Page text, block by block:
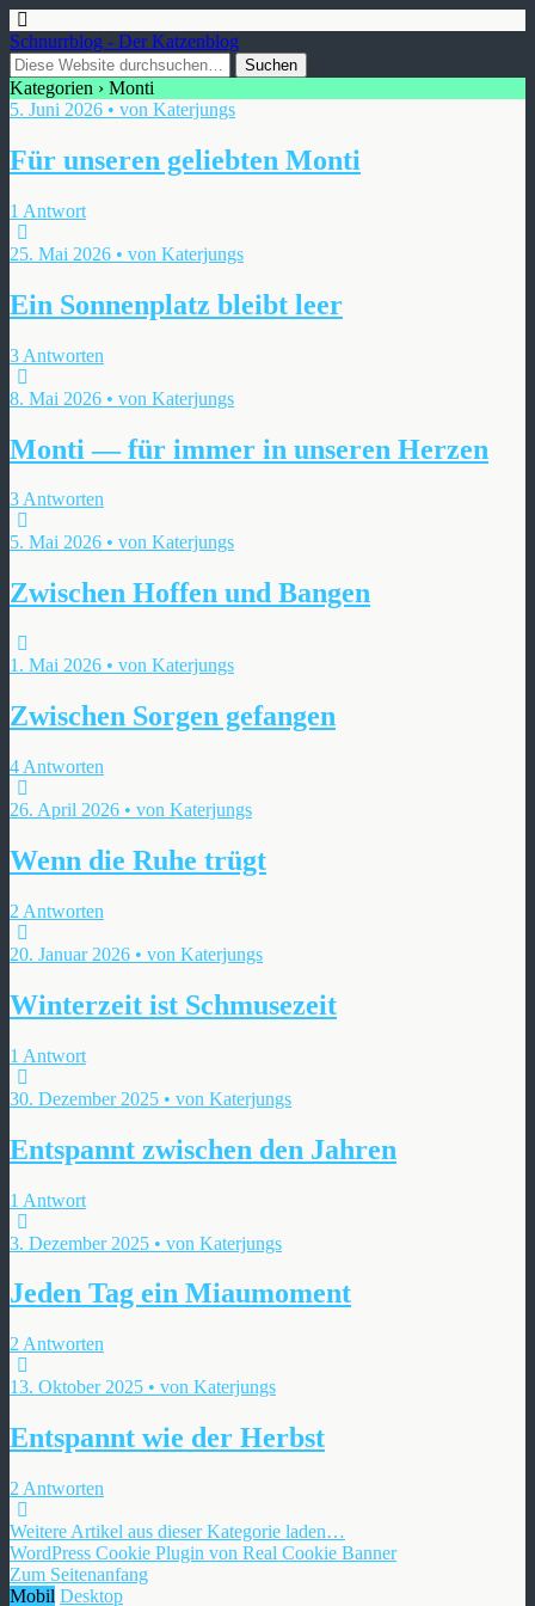
Schnurrblog - Der Katzenblog
Kategorien › Monti
5. Juni 2026 • von Katerjungs
Für unseren geliebten Monti
1 Antwort
25. Mai 2026 • von Katerjungs
Ein Sonnenplatz bleibt leer
3 Antworten
8. Mai 2026 • von Katerjungs
Monti — für immer in unseren Herzen
3 Antworten
5. Mai 2026 • von Katerjungs
Zwischen Hoffen und Bangen
1. Mai 2026 • von Katerjungs
Zwischen Sorgen gefangen
4 Antworten
26. April 2026 • von Katerjungs
Wenn die Ruhe trügt
2 Antworten
20. Januar 2026 • von Katerjungs
Winterzeit ist Schmusezeit
1 Antwort
30. Dezember 2025 • von Katerjungs
Entspannt zwischen den Jahren
1 Antwort
3. Dezember 2025 • von Katerjungs
Jeden Tag ein Miaumoment
2 Antworten
13. Oktober 2025 • von Katerjungs
Entspannt wie der Herbst
2 Antworten
Weitere Artikel aus dieser Kategorie laden…
WordPress Cookie Plugin von Real Cookie Banner
Zum Seitenanfang
Mobil Desktop